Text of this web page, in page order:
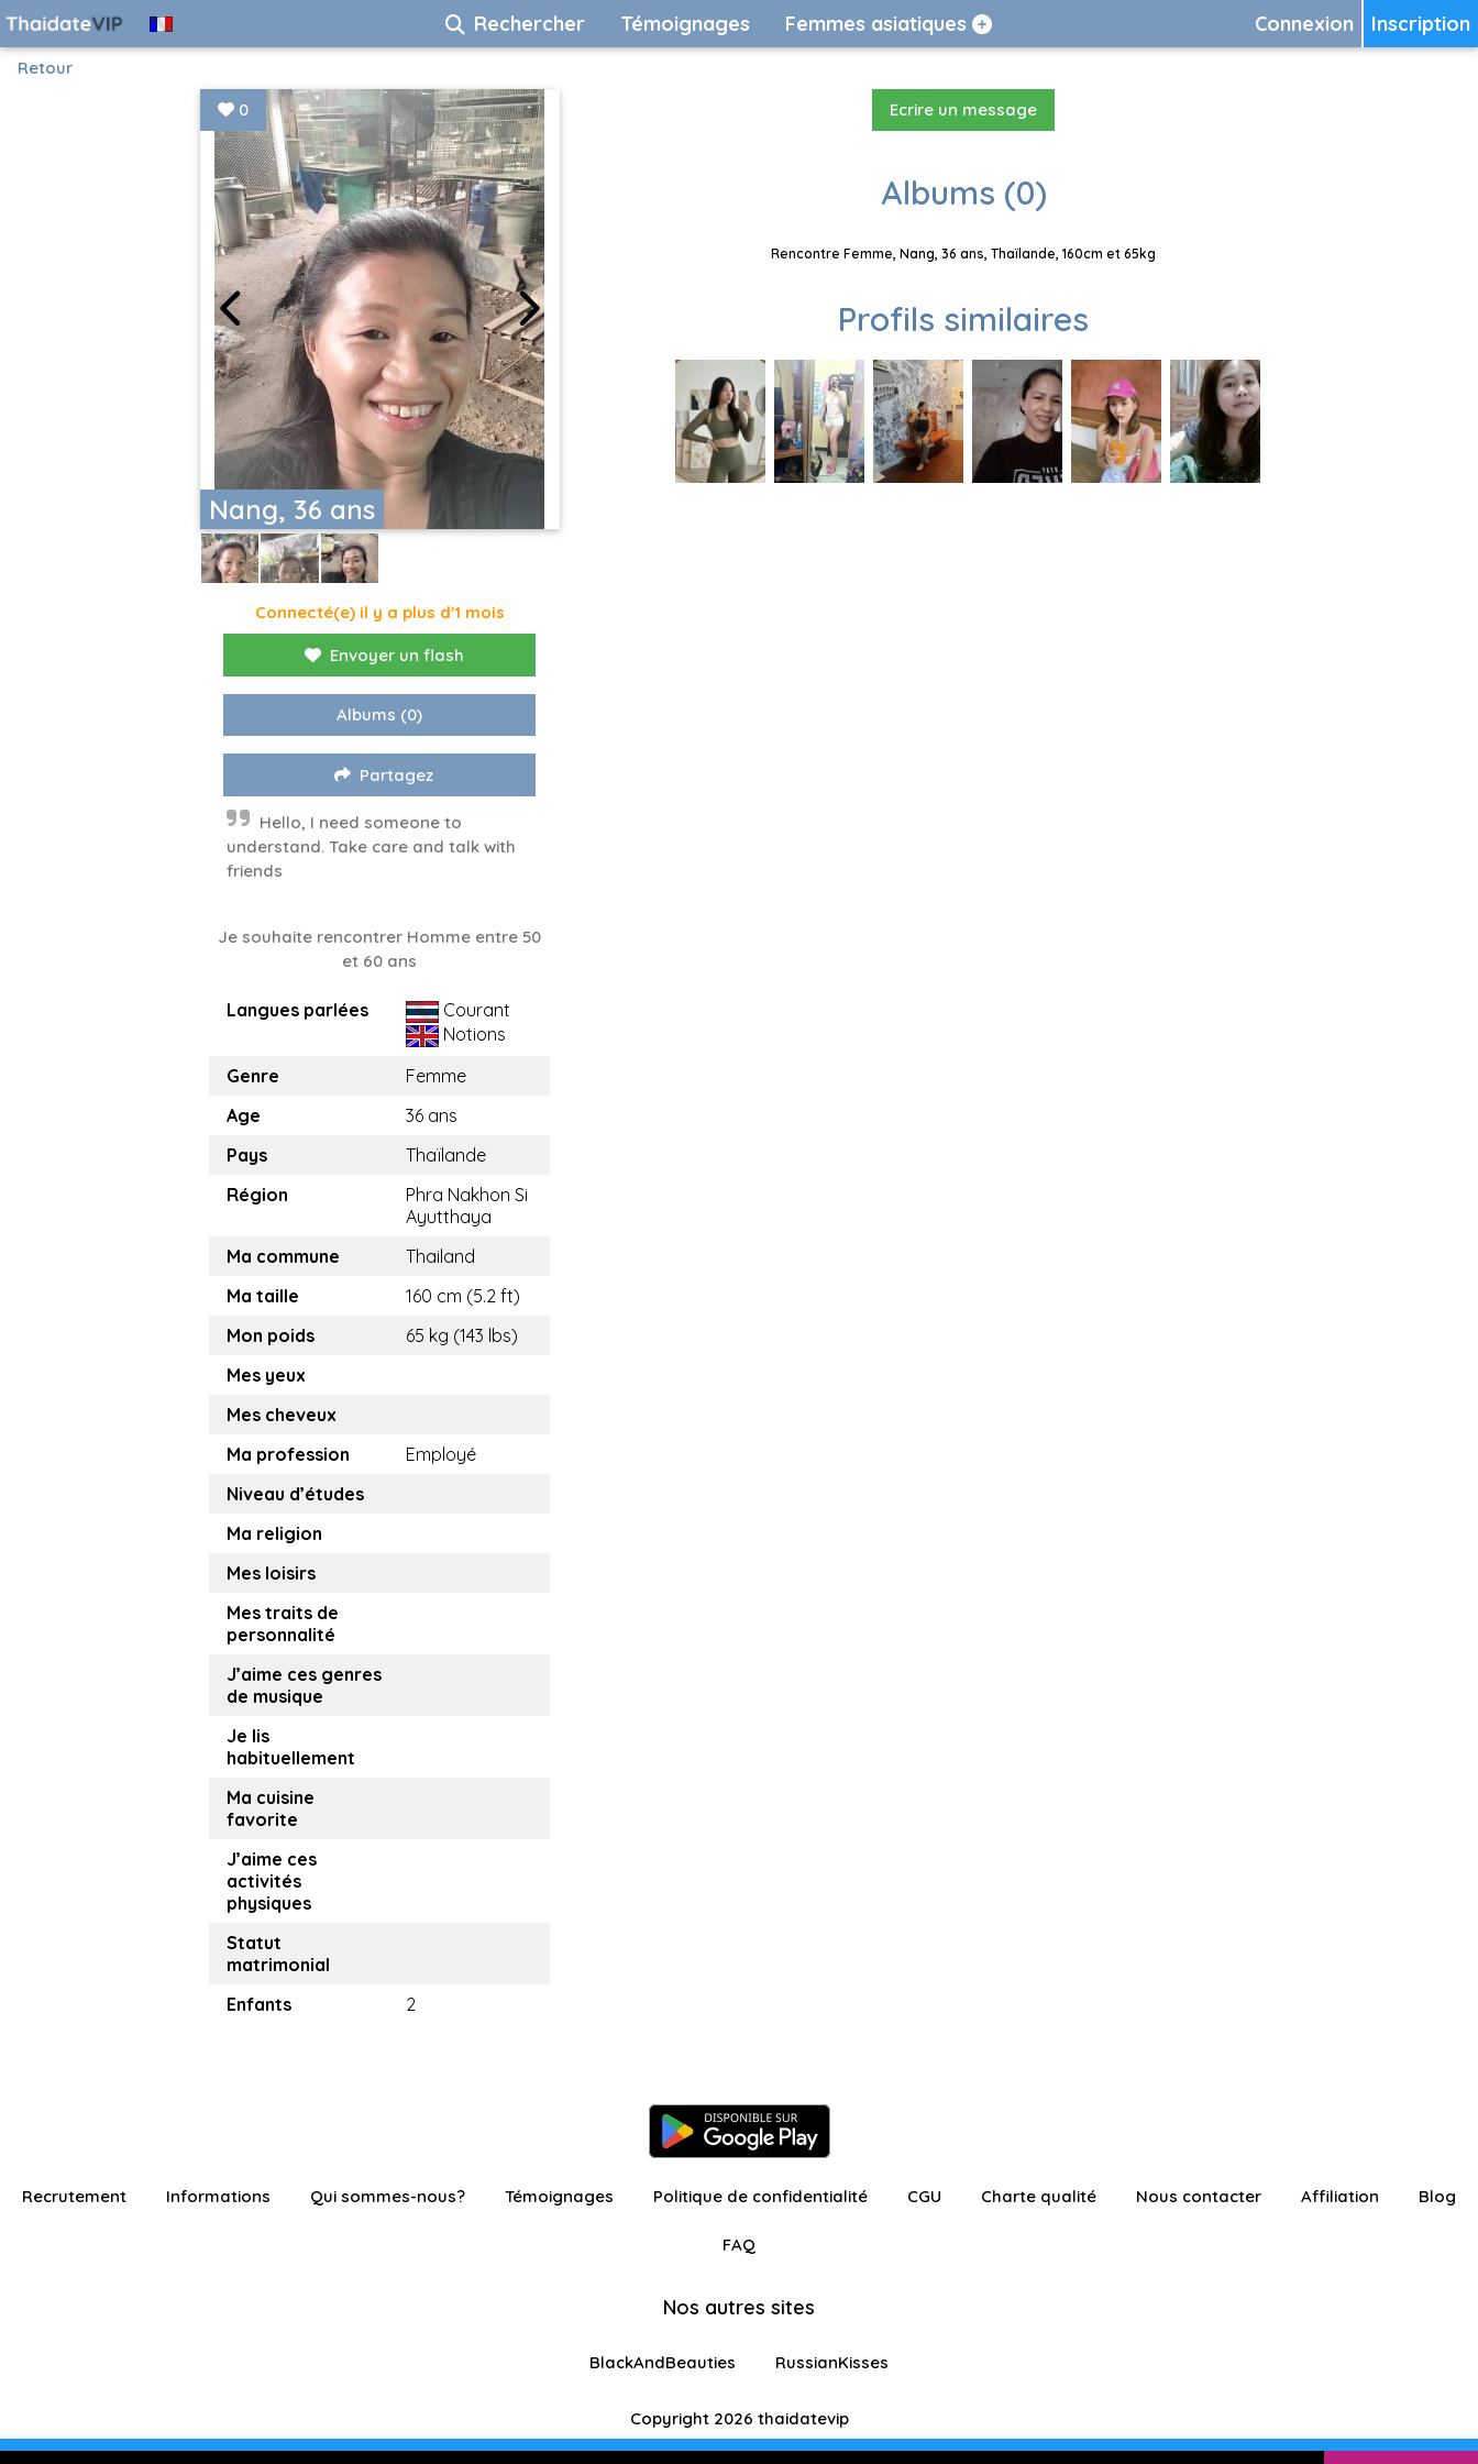
Inscription
Connexion
Rechercher Témoignages Femmes asiatiques
Retour
Nang, 36 ans
0
Connecté(e) il y a plus d'1 mois
Envoyer un flash
Albums (0)
Partagez
Hello, I need someone to
understand. Take care and talk with
friends
Je souhaite rencontrer Homme entre 50
et 60 ans
Langues parlées
Courant
Notions
Genre
Femme
Age
36 ans
Pays
Thaïlande
Région
Phra Nakhon Si
Ayutthaya
Ma commune
Thailand
Ma taille
160 cm (5.2 ft)
Mon poids
65 kg (143 lbs)
Mes yeux
Mes cheveux
Ma profession
Employé
Niveau d’études
Ma religion
Mes loisirs
Mes traits de
personnalité
J’aime ces genres
de musique
Je lis
habituellement
Ma cuisine
favorite
J’aime ces
activités
physiques
Statut
matrimonial
Enfants
2
Ecrire un message
Albums (0)
Rencontre Femme, Nang, 36 ans, Thaïlande, 160cm et 65kg
Profils similaires
Recrutement Informations Qui sommes-nous? Témoignages Politique de confidentialité CGU Charte qualité Nous contacter Affiliation Blog
FAQ
Nos autres sites
BlackAndBeauties RussianKisses
Copyright 2026 thaidatevip